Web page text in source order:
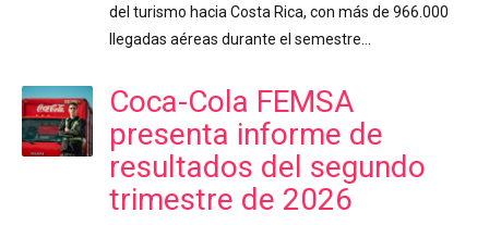
del turismo hacia Costa Rica, con más de 966.000
llegadas aéreas durante el semestre…
Coca-Cola FEMSA
presenta informe de
resultados del segundo
trimestre de 2026